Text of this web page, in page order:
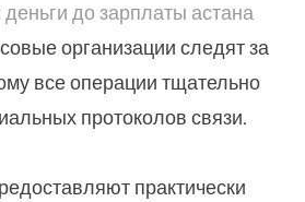
деньги до зарплаты астана
организации следят за
все операции тщательно
протоколов связи.
практически